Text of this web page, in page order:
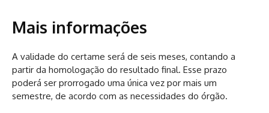
Mais informações
A validade do certame será de seis meses, contando a
partir da homologação do resultado final. Esse prazo
poderá ser prorrogado uma única vez por mais um
semestre, de acordo com as necessidades do órgão.